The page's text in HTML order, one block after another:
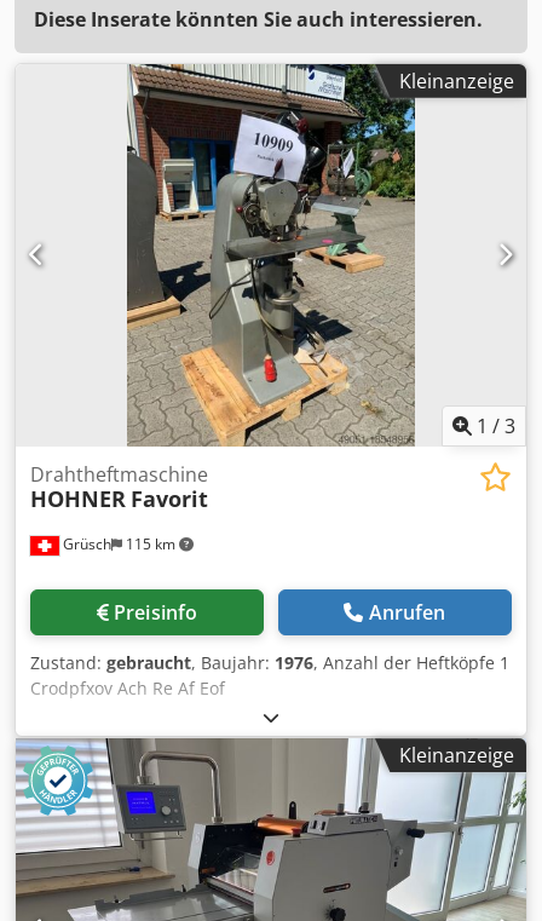
Diese Inserate könnten Sie auch interessieren.
Kleinanzeige
1 /3
Grüsch 115 km
Drahtheftmaschine
HOHNER Favorit
Preisinfo Anrufen
Zustand: gebraucht, Baujahr: 1976, Anzahl der Heftköpfe 1
Crodpfxov Ach Re Af Eof
Kleinanzeige